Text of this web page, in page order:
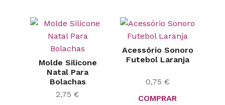
Molde Silicone
Natal Para
Bolachas
2,75 €
Acessório Sonoro
Futebol Laranja
0,75 €
COMPRAR